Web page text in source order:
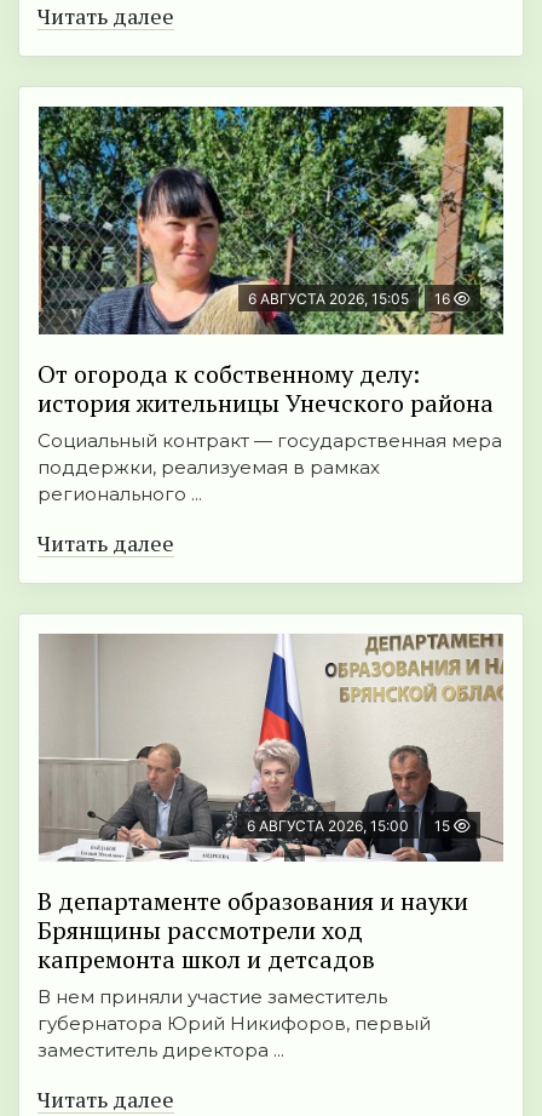
Читать далее
6 АВГУСТА 2026, 15:05 16
От огорода к собственному делу:
история жительницы Унечского района
Социальный контракт — государственная мера
поддержки, реализуемая в рамках
регионального ...
Читать далее
6 АВГУСТА 2026, 15:00 15
В департаменте образования и науки
Брянщины рассмотрели ход
капремонта школ и детсадов
В нем приняли участие заместитель
губернатора Юрий Никифоров, первый
заместитель директора ...
Читать далее